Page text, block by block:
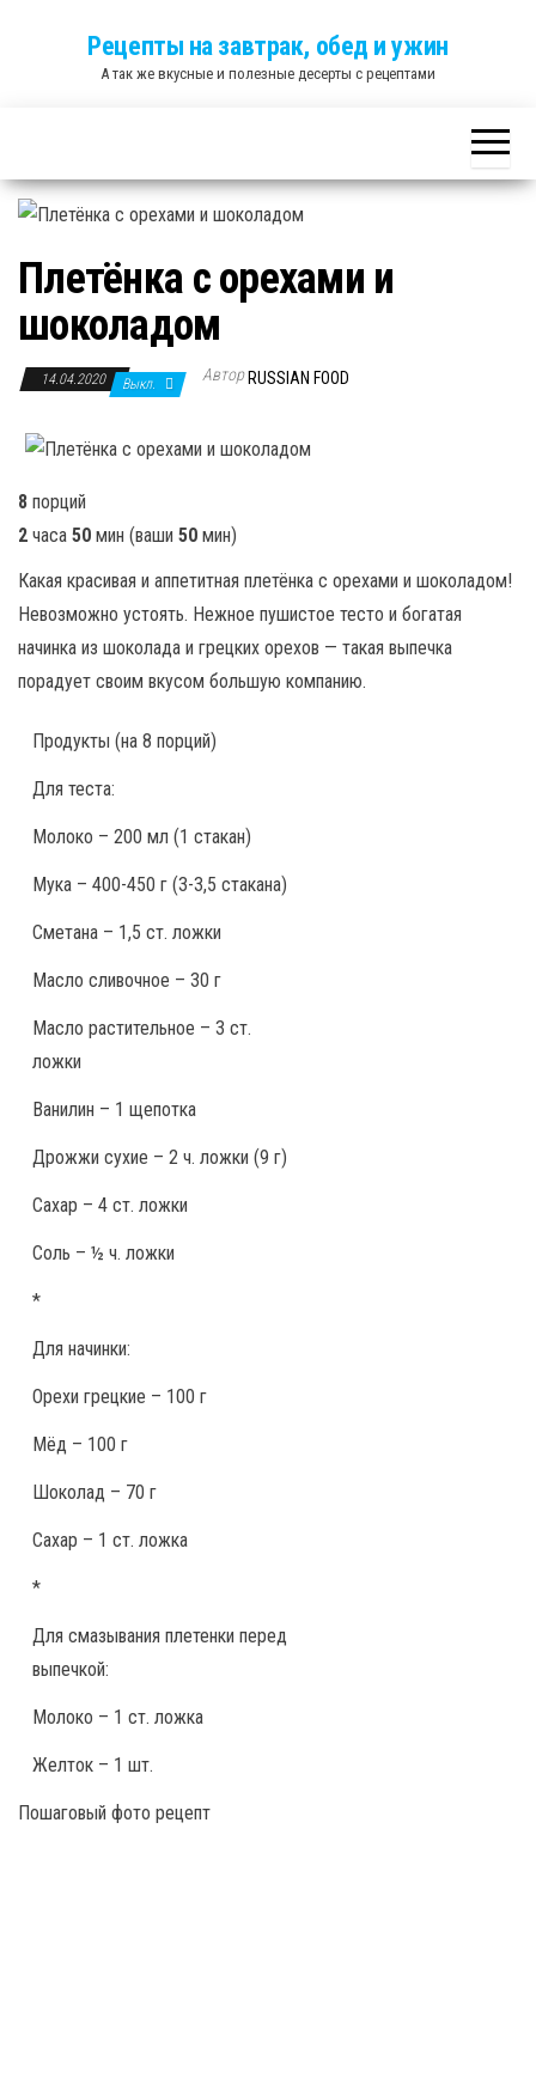
Рецепты на завтрак, обед и ужин
А так же вкусные и полезные десерты с рецептами
Плетёнка с орехами и
шоколадом
14.04.2020 Выкл. Автор RUSSIAN FOOD
8 порций
2 часа 50 мин (ваши 50 мин)
Какая красивая и аппетитная плетёнка с орехами и шоколадом!
Невозможно устоять. Нежное пушистое тесто и богатая
начинка из шоколада и грецких орехов — такая выпечка
порадует своим вкусом большую компанию.
Продукты (на 8 порций)
Для теста:
Молоко – 200 мл (1 стакан)
Мука – 400-450 г (3-3,5 стакана)
Сметана – 1,5 ст. ложки
Масло сливочное – 30 г
Масло растительное – 3 ст.
ложки
Ванилин – 1 щепотка
Дрожжи сухие – 2 ч. ложки (9 г)
Сахар – 4 ст. ложки
Соль – ½ ч. ложки
*
Для начинки:
Орехи грецкие – 100 г
Мёд – 100 г
Шоколад – 70 г
Сахар – 1 ст. ложка
*
Для смазывания плетенки перед
выпечкой:
Молоко – 1 ст. ложка
Желток – 1 шт.
Пошаговый фото рецепт